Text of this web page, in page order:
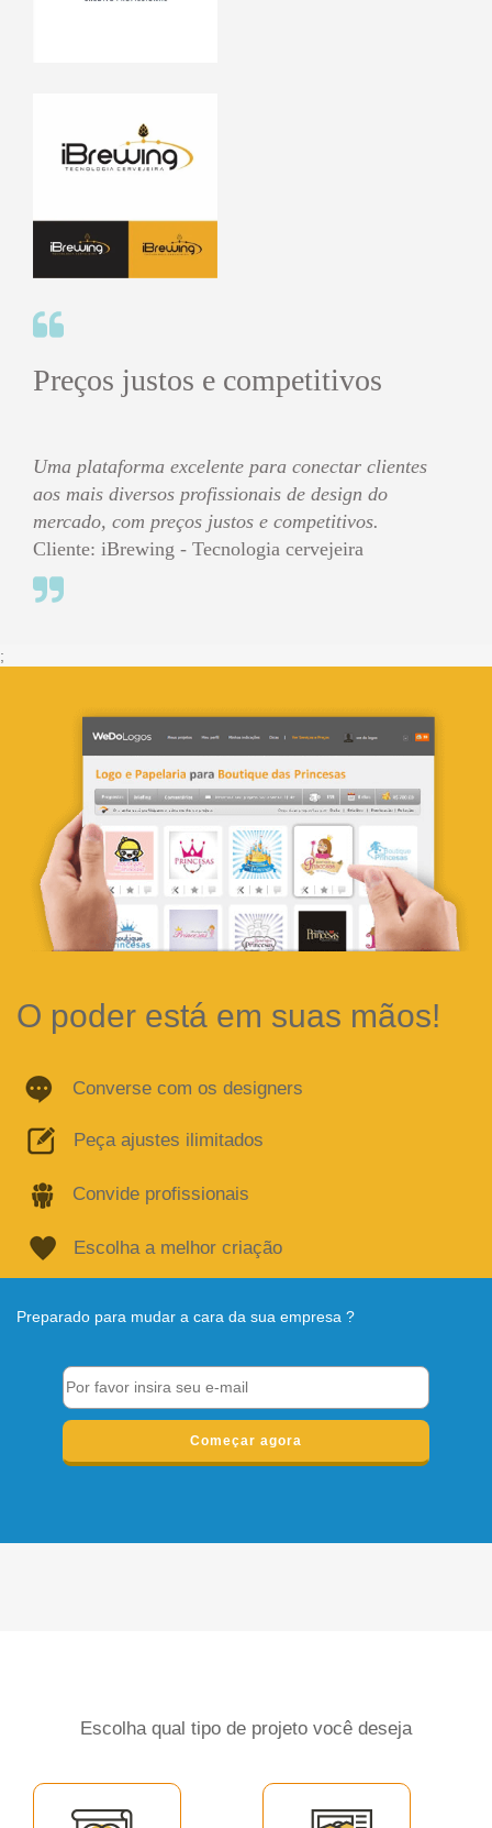
Preços justos e competitivos
Uma plataforma excelente para conectar clientes
aos mais diversos profissionais de design do
mercado, com preços justos e competitivos.
Cliente: iBrewing - Tecnologia cervejeira
;
O poder está em suas mãos!
Converse com os designers
Peça ajustes ilimitados
Convide profissionais
Escolha a melhor criação
Preparado para mudar a cara da sua empresa ?
Começar agora
Escolha qual tipo de projeto você deseja